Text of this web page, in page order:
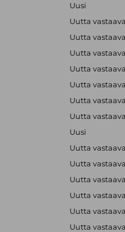
Uusi
Uutta vastaava
Uutta vastaava
Uutta vastaava
Uutta vastaava
Uutta vastaava
Uutta vastaava
Uutta vastaava
Uusi
Uutta vastaava
Uutta vastaava
Uutta vastaava
Uutta vastaava
Uutta vastaava
Uutta vastaava